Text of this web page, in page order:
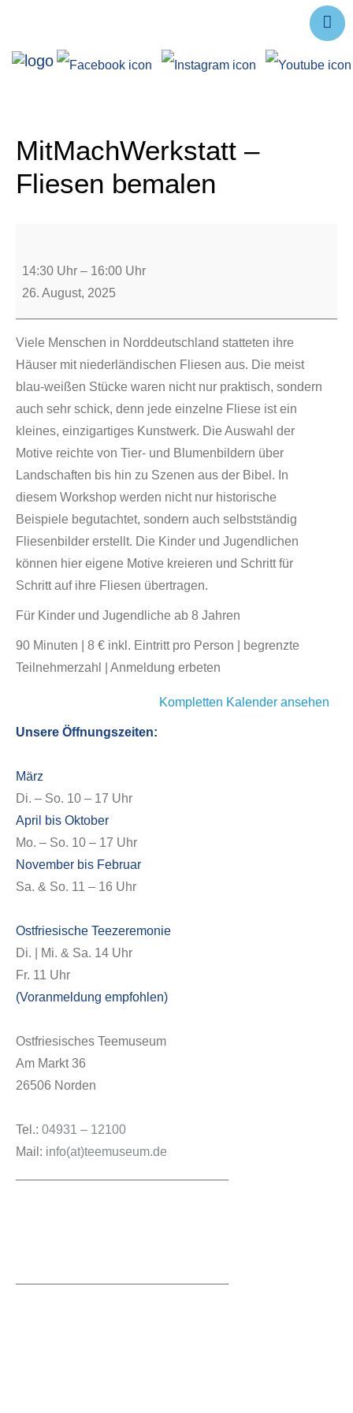
Forschung
Service
MitMachWerkstatt –
Fliesen bemalen
14:30 Uhr – 16:00 Uhr
26. August, 2025
Viele Menschen in Norddeutschland statteten ihre
Häuser mit niederländischen Fliesen aus. Die meist
blau-weißen Stücke waren nicht nur praktisch, sondern
auch sehr schick, denn jede einzelne Fliese ist ein
kleines, einzigartiges Kunstwerk. Die Auswahl der
Motive reichte von Tier- und Blumenbildern über
Landschaften bis hin zu Szenen aus der Bibel. In
diesem Workshop werden nicht nur historische
Beispiele begutachtet, sondern auch selbstständig
Fliesenbilder erstellt. Die Kinder und Jugendlichen
können hier eigene Motive kreieren und Schritt für
Schritt auf ihre Fliesen übertragen.
Für Kinder und Jugendliche ab 8 Jahren
90 Minuten | 8 € inkl. Eintritt pro Person | begrenzte
Teilnehmerzahl | Anmeldung erbeten
Kompletten Kalender ansehen
Unsere Öffnungszeiten:
März
Di. – So. 10 – 17 Uhr
April bis Oktober
Mo. – So. 10 – 17 Uhr
November bis Februar
Sa. & So. 11 – 16 Uhr
Ostfriesische Teezeremonie
Di. | Mi. & Sa. 14 Uhr
Fr. 11 Uhr
(Voranmeldung empfohlen)
Ostfriesisches Teemuseum
Am Markt 36
26506 Norden
Tel.: 04931 – 12100
Mail: info(at)teemuseum.de